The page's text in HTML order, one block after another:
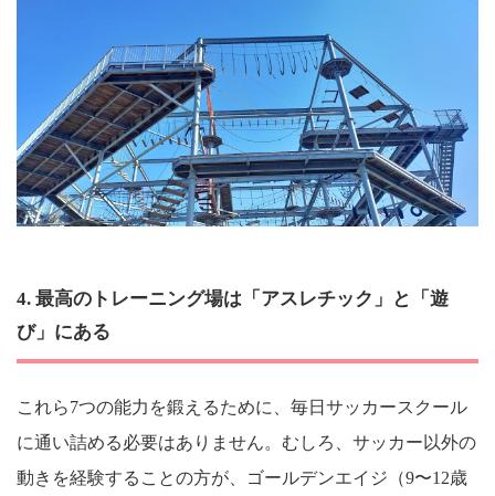
4. 最高のトレーニング場は「アスレチック」と「遊
び」にある
これら7つの能力を鍛えるために、毎日サッカースクール
に通い詰める必要はありません。むしろ、サッカー以外の
動きを経験することの方が、ゴールデンエイジ（9〜12歳